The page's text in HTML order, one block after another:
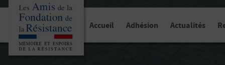
Accueil Adhésion Actualités
Panneau de gestion des cookies